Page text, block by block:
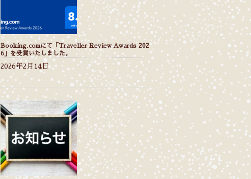
Booking.comにて「Traveller Review Awards 202
6」を受賞いたしました。
2026年2月14日